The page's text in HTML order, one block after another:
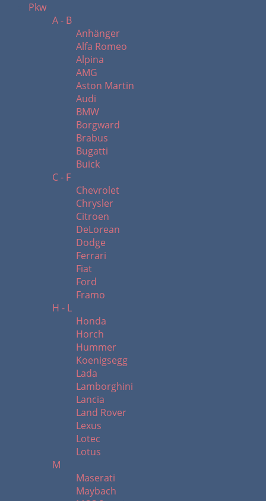
Pkw
A - B
Anhänger
Alfa Romeo
Alpina
AMG
Aston Martin
Audi
BMW
Borgward
Brabus
Bugatti
Buick
C - F
Chevrolet
Chrysler
Citroen
DeLorean
Dodge
Ferrari
Fiat
Ford
Framo
H - L
Honda
Horch
Hummer
Koenigsegg
Lada
Lamborghini
Lancia
Land Rover
Lexus
Lotec
Lotus
M
Maserati
Maybach